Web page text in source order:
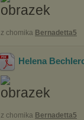
z chomika Bernadetta5
Helena
z chomika Bernadetta5